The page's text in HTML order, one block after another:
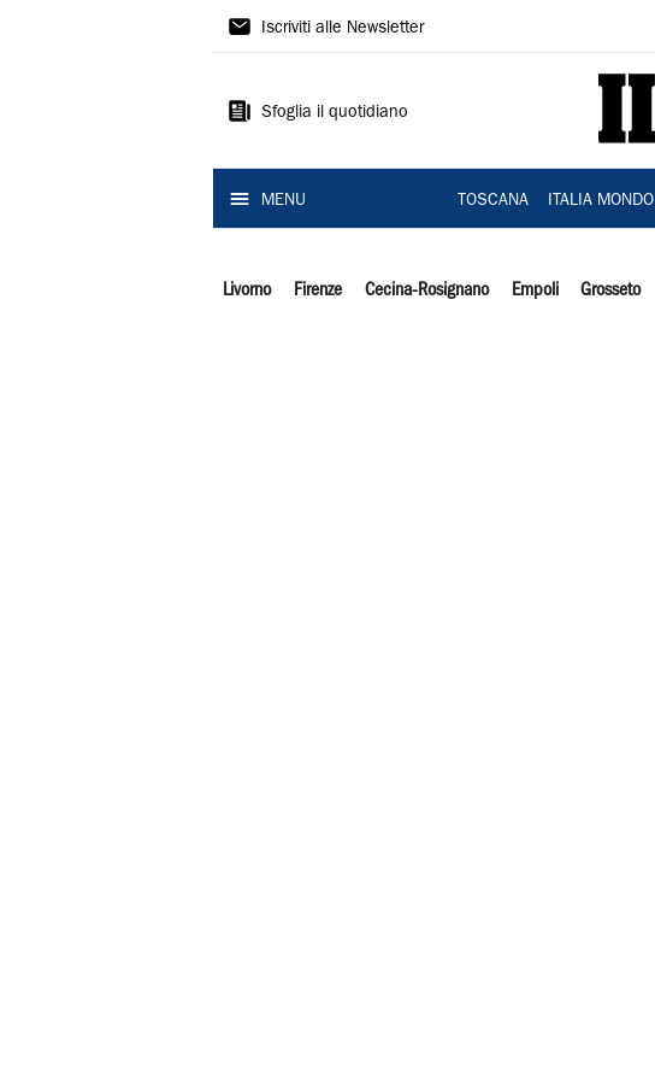
Il
Iscriviti alle Newsletter
Sfoglia il quotidiano
MENU TOSCANA ITALIA MONDO
Livorno Firenze Cecina-Rosignano Empoli Grosseto